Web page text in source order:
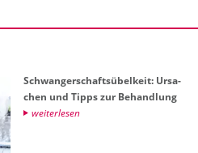
Schwan­ger­schafts­übel­keit: Ur­sa­
chen und Tipps zur Be­hand­lung
wei­ter­le­sen